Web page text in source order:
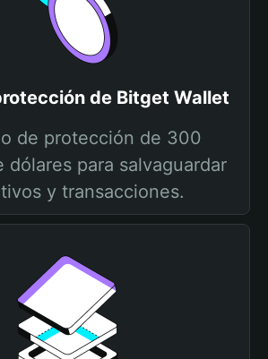
de Bitget Wallet
de protección de 300
dólares para salvaguardar
y transacciones.